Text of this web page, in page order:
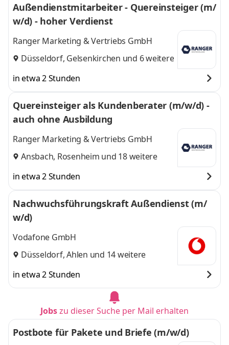
Außendienstmitarbeiter - Quereinsteiger (m/
w/d) - hoher Verdienst
Ranger Marketing & Vertriebs GmbH
Düsseldorf, Gelsenkirchen und 6 weitere
in etwa 2 Stunden
Quereinsteiger als Kundenberater (m/w/d) -
auch ohne Ausbildung
Ranger Marketing & Vertriebs GmbH
Ansbach, Rosenheim und 18 weitere
in etwa 2 Stunden
Nachwuchsführungskraft Außendienst (m/
w/d)
Vodafone GmbH
Düsseldorf,Ahlen und 14 weitere
in etwa 2 Stunden
Jobszu dieser Suche per Mail erhalten
Postbote für Pakete und Briefe (m/w/d)